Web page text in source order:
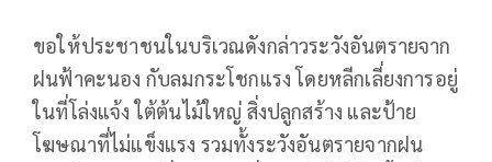
ขอให้ประชาชนในบริเวณดังกล่าวระวังอันตรายจาก
ฝนฟ้าคะนอง กับลมกระโชกแรง โดยหลีกเลี่ยงการอยู่
ในที่โล่งแจ้ง ใต้ต้นไม้ใหญ่ สิ่งปลูกสร้าง และป้าย
โฆษณาที่ไม่แข็งแรง รวมทั้งระวังอันตรายจากฝน